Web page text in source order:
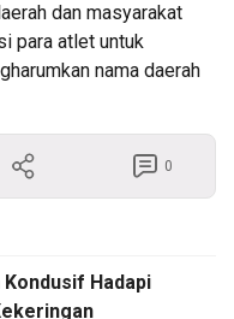
dan masyarakat
para atlet untuk
nama daerah
0
Hadapi